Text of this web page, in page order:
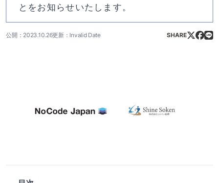
とをお知らせいたします。
公開：2023.10.26更新：Invalid Date SHARE